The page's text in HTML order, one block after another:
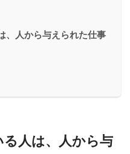
、人から与えられた仕事
人は、人から与